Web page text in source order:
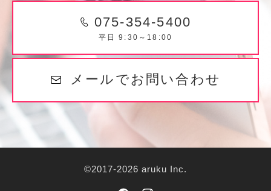
075-354-5400
平日 9:30～18:00
メールでお問い合わせ
©2017-2026 aruku Inc.